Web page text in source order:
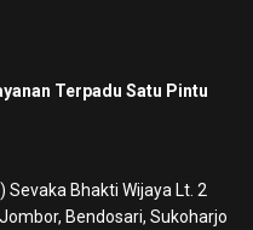
Terpadu Satu Pintu
Sevaka Bhakti Wijaya Lt. 2
Bendosari, Sukoharjo